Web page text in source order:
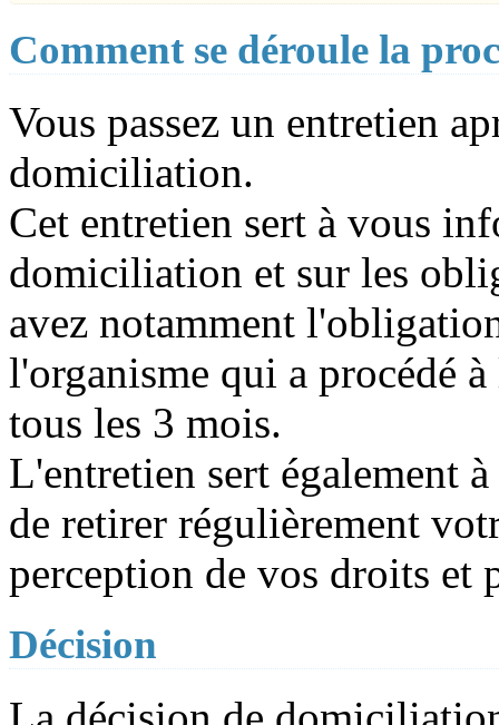
Comment se déroule la
Vous passez un entretien
domiciliation.
Cet entretien sert à vous
domiciliation et sur les
avez notamment
l'organisme qui a procédé
tous les 3 mois.
L'entretien sert également
de retirer régulièrement
perception de vos droits et
Décision